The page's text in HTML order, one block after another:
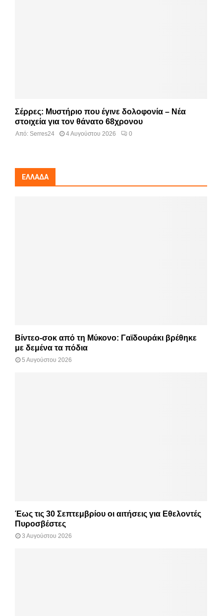
Σέρρες: Μυστήριο που έγινε δολοφονία – Νέα
στοιχεία για τον θάνατο 68χρονου
Από: Serres24 4 Αυγούστου 2026 0
ΕΛΛΆΔΑ
Βίντεο-σοκ από τη Μύκονο: Γαϊδουράκι βρέθηκε
με δεμένα τα πόδια
5 Αυγούστου 2026
Έως τις 30 Σεπτεμβρίου οι αιτήσεις για Εθελοντές
Πυροσβέστες
3 Αυγούστου 2026